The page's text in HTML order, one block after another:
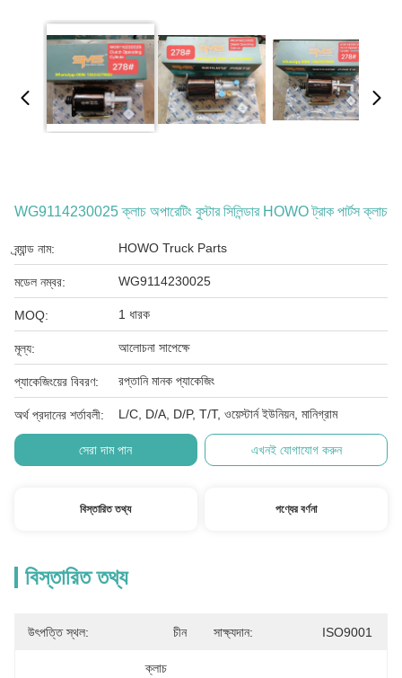
WG9114230025 ক্লাচ অপারেটিং বুস্টার সিলিন্ডার HOWO ট্রাক পার্টস ক্লাচ
ব্র্যান্ড নাম: HOWO Truck Parts
মডেল নম্বর: WG9114230025
MOQ: 1 ধারক
মূল্য: আলোচনা সাপেক্ষে
প্যাকেজিংয়ের বিবরণ: রপ্তানি মানক প্যাকেজিং
অর্থ প্রদানের শর্তাবলী: L/C, D/A, D/P, T/T, ওয়েস্টার্ন ইউনিয়ন, মানিগ্রাম
সেরা দাম পান এখনই যোগাযোগ করুন
বিস্তারিত তথ্য পণ্যের বর্ণনা
বিস্তারিত তথ্য
উৎপত্তি স্থল: চীন সাক্ষ্যদান: ISO9001
ক্লাচ